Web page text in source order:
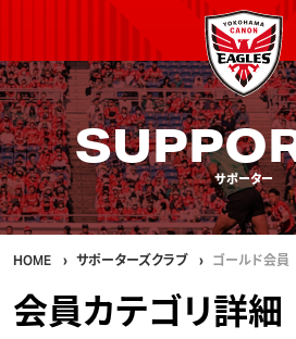
サポーター
HOME サポーターズクラブ ゴールド会員
会員カテゴリ詳細